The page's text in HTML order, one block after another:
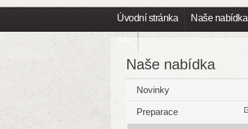
Úvodní stránka Naše nabídka
Info
Naše nabídka
Novinky
Preparace